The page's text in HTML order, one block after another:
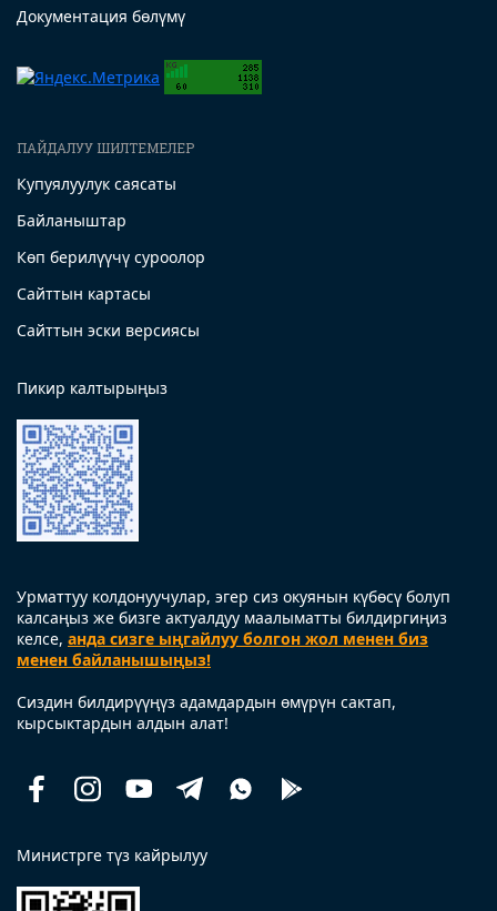
Документация бөлүмү
ПАЙДАЛУУ ШИЛТЕМЕЛЕР
Купуялуулук саясаты
Байланыштар
Көп берилүүчү суроолор
Сайттын картасы
Сайттын эски версиясы
Пикир калтырыңыз
Урматтуу колдонуучулар, эгер сиз окуянын күбөсү болуп
калсаңыз же бизге актуалдуу маалыматты билдиргиңиз
келсе, анда сизге ыңгайлуу болгон жол менен биз
менен байланышыңыз!
Сиздин билдирүүңүз адамдардын өмүрүн сактап,
кырсыктардын алдын алат!
FacebookInstagramYoutube TelegramWhatsappПомощь
рядом
Министрге түз кайрылуу